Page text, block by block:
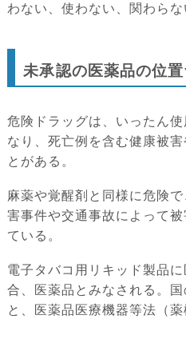
わない、使わない、関わらな
未承認の医薬品の位
危険ドラッグは、いったん
なり、死亡例を含む健康被
とがある。
麻薬や覚醒剤と同様に危険
害事件や交通事故によって
ている。
電子タバコ用リキッド製品
合、医薬品とみなされる。
と、医薬品医療機器等法（薬